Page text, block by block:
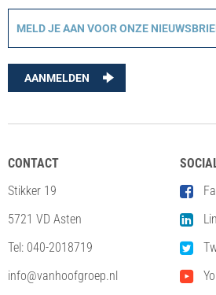
AANMELDEN
CONTACT
Stikker 19
5721 VD Asten
Tel: 040-2018719
info@vanhoofgroep.nl